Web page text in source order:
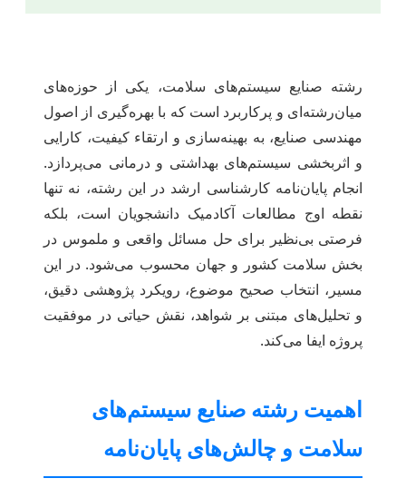
رشته صنایع سیستم‌های سلامت، یکی از حوزه‌های
میان‌رشته‌ای و پرکاربرد است که با بهره‌گیری از اصول
مهندسی صنایع، به بهینه‌سازی و ارتقاء کیفیت، کارایی
و اثربخشی سیستم‌های بهداشتی و درمانی می‌پردازد.
انجام پایان‌نامه کارشناسی ارشد در این رشته، نه تنها
نقطه اوج مطالعات آکادمیک دانشجویان است، بلکه
فرصتی بی‌نظیر برای حل مسائل واقعی و ملموس در
بخش سلامت کشور و جهان محسوب می‌شود. در این
مسیر، انتخاب صحیح موضوع، رویکرد پژوهشی دقیق،
و تحلیل‌های مبتنی بر شواهد، نقش حیاتی در موفقیت
پروژه ایفا می‌کند.
اهمیت رشته صنایع سیستم‌های
سلامت و چالش‌های پایان‌نامه